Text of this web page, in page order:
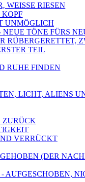
WEISSE RIESEN
UNMÖGLICH
TÖNE FÜRS
RÜBERGERETTET,
TEIL
RUHE FINDEN
LICHT, ALIENS
ZURÜCK
VERRÜCKT
(DER
AUFGESCHOBEN,